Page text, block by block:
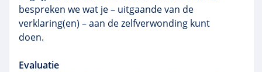
bespreken we wat je – uitgaande van de
verklaring(en) – aan de zelfverwonding kunt
doen.
Evaluatie